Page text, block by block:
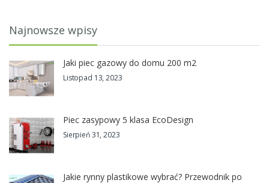
Najnowsze wpisy
Jaki piec gazowy do domu 200 m2
Listopad 13, 2023
Piec zasypowy 5 klasa EcoDesign
Sierpień 31, 2023
Jakie rynny plastikowe wybrać? Przewodnik po